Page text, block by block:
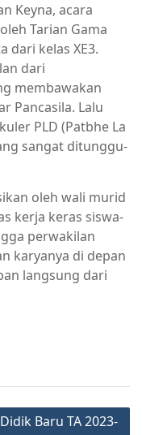
Keyna, acara
Tarian Gama
dari kelas XE3.
dari
membawakan
Pancasila. Lalu
PLD (Patbhe La
sangat ditunggu-
oleh wali murid
kerja keras siswa-
perwakilan
karyanya di depan
langsung dari
Baru TA 2023-